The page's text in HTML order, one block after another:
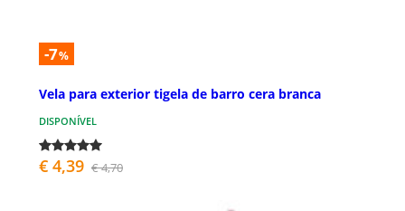
-7%
Vela para exterior tigela de barro cera branca
DISPONÍVEL
€ 4,39 € 4,70